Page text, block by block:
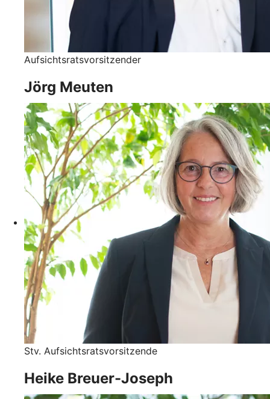
Aufsichtsratsvorsitzender
Jörg Meuten
Stv. Aufsichtsratsvorsitzende
Heike Breuer-Joseph